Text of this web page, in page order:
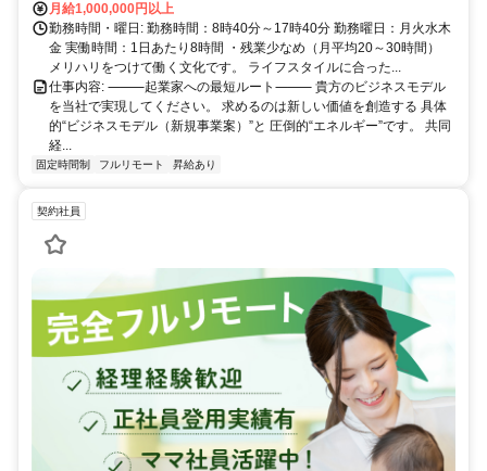
月給1,000,000円以上
勤務時間・曜日: 勤務時間：8時40分～17時40分 勤務曜日：月火水木
金 実働時間：1日あたり8時間 ・残業少なめ（月平均20～30時間）
メリハリをつけて働く文化です。 ライフスタイルに合った...
仕事内容: ⸻起業家への最短ルート⸻ 貴方のビジネスモデル
を当社で実現してください。 求めるのは新しい価値を創造する 具体
的“ビジネスモデル（新規事業案）”と 圧倒的“エネルギー”です。 共同
経...
固定時間制 フルリモート 昇給あり
契約社員